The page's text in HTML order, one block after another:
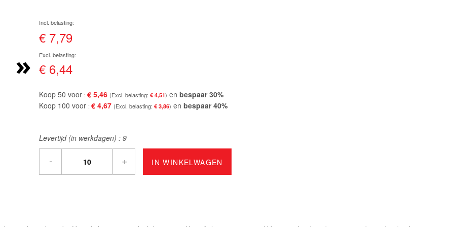
»
€ 7,79
€ 6,44
Koop 50 voor € 5,46 € 4,51 en bespaar30%
Koop 100 voor € 4,67 € 3,86 en bespaar40%
Levertijd (in werkdagen) : 9
- + IN WINKELWAGEN